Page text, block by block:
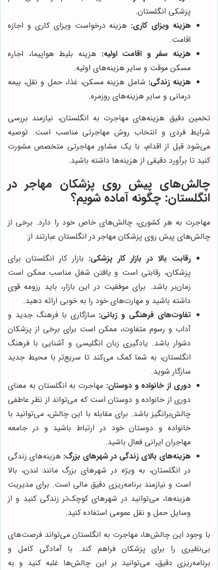
پزشکی انگلستان.
هزینه ویزای کاری: هزینه درخواست ویزای کاری و اجازه
اقامت.
هزینه سفر و اقامت اولیه: هزینه بلیط هواپیما، اجاره
مسکن موقت و سایر هزینه‌های اولیه.
هزینه زندگی: شامل هزینه مسکن، غذا، حمل و نقل، بیمه
درمانی و سایر هزینه‌های روزمره.
تخمین دقیق هزینه‌های مهاجرت به انگلستان، نیازمند بررسی
شرایط فردی و انتخاب روش مهاجرتی مناسب است. توصیه
می‌شود قبل از اقدام، با یک مشاور مهاجرتی متخصص مشورت
کنید تا برآورد دقیقی از هزینه‌ها داشته باشید.
چالش‌های پیش روی پزشکان مهاجر در
انگلستان: چگونه آماده شویم؟
مهاجرت به هر کشوری، چالش‌های خاص خود را دارد. برخی از
چالش‌های پیش روی پزشکان مهاجر در انگلستان عبارتند از:
رقابت بالا در بازار کار پزشکی: بازار کار انگلستان برای
پزشکان، رقابتی است و یافتن شغل مناسب ممکن است
زمان‌بر باشد. برای موفقیت در این بازار، باید رزومه قوی
داشته باشید و مهارت‌های خود را به خوبی ارائه دهید.
تفاوت‌های فرهنگی و زبانی: سازگاری با فرهنگ جدید و
آداب و رسوم متفاوت، ممکن است برای برخی از پزشکان
دشوار باشد. یادگیری زبان انگلیسی و آشنایی با فرهنگ
انگلستان، به شما کمک می‌کند تا سریع‌تر با محیط جدید
سازگار شوید.
دوری از خانواده و دوستان: مهاجرت به انگلستان به معنای
دوری از خانواده و دوستان است که می‌تواند از نظر عاطفی
چالش‌برانگیز باشد. برای مقابله با این چالش، می‌توانید با
خانواده و دوستان خود در ارتباط باشید و در جامعه
مهاجران ایرانی فعال باشید.
هزینه‌های بالای زندگی در شهرهای بزرگ: هزینه‌های زندگی
در انگلستان، به ویژه در شهرهای بزرگ مانند لندن، بالا
است و نیازمند برنامه‌ریزی دقیق مالی است. برای مدیریت
هزینه‌ها، می‌توانید در شهرهای کوچک‌تر زندگی کنید و از
وسایل حمل و نقل عمومی استفاده کنید.
با وجود این چالش‌ها، مهاجرت به انگلستان می‌تواند فرصت‌های
بی‌نظیری را برای پزشکان فراهم کند. با آمادگی کامل و
برنامه‌ریزی دقیق، می‌توانید بر این چالش‌ها غلبه کنید و به